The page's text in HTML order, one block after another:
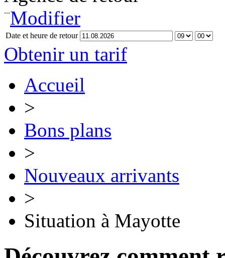
...Modifier
Date et heure de retour
Obtenir un tarif
Accueil
>
Bons plans
>
Nouveaux arrivants
>
Situation à Mayotte